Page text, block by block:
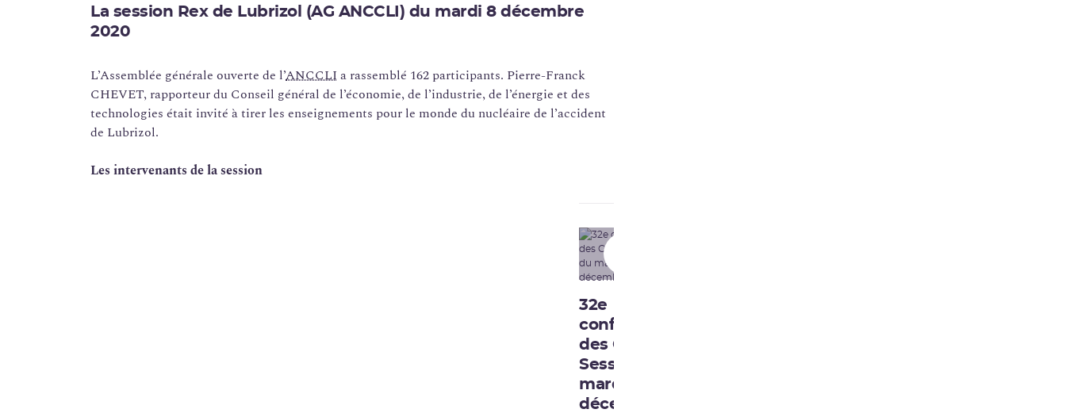
La session Rex de Lubrizol (AG ANCCLI) du mardi 8 décembre
2020
L’Assemblée générale ouverte de l’ANCCLI a rassemblé 162 participants. Pierre-Franck
CHEVET, rapporteur du Conseil général de l’économie, de l’industrie, de l’énergie et des
technologies était invité à tirer les enseignements pour le monde du nucléaire de l’accident
de Lubrizol.
Les intervenants de la session
32e
conférence
des CLI -
Session du
mardi 8
décembre